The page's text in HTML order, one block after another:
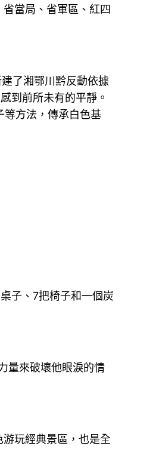
當局、省軍區、紅四
了湘鄂川黔反動依據
到前所未有的平靜。
等方法，傳承白色基
子、7把椅子和一個炭
量來破壞他眼淚的情
玩經典景區，也是全